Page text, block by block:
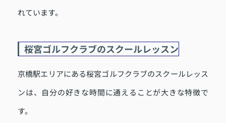
れています。
桜宮ゴルフクラブのスクールレッスン
京橋駅エリアにある桜宮ゴルフクラブのスクールレッス
ンは、自分の好きな時間に通えることが大きな特徴で
す。